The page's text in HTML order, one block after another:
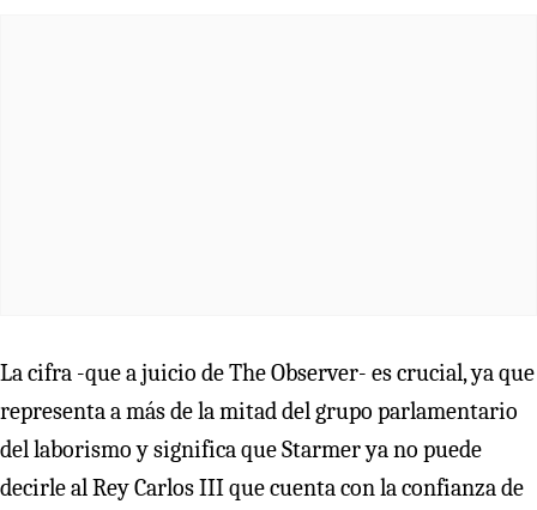
La cifra -que a juicio de The Observer- es crucial, ya que
representa a más de la mitad del grupo parlamentario
del laborismo y significa que Starmer ya no puede
decirle al Rey Carlos III que cuenta con la confianza de